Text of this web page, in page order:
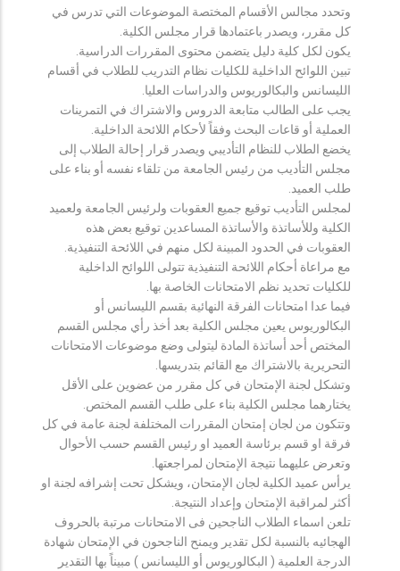
وتحدد مجالس الأقسام المختصة الموضوعات التي تدرس في
كل مقرر، ويصدر باعتمادها قرار مجلس الكلية.
يكون لكل كلية دليل يتضمن محتوى المقررات الدراسية.
تبين اللوائح الداخلية للكليات نظام التدريب للطلاب في أقسام
الليسانس والبكالوريوس والدراسات العليا.
يجب على الطالب متابعة الدروس والاشتراك في التمرينات
العملية أو قاعات البحث وفقاً لأحكام اللائحة الداخلية.
يخضع الطلاب للنظام التأديبي ويصدر قرار إحالة الطلاب إلى
مجلس التأديب من رئيس الجامعة من تلقاء نفسه أو بناء على
طلب العميد.
لمجلس التأديب توقيع جميع العقوبات ولرئيس الجامعة ولعميد
الكلية وللأساتذة والأساتذة المساعدين توقيع بعض هذه
العقوبات في الحدود المبينة لكل منهم في اللائحة التنفيذية.
مع مراعاة أحكام اللائحة التنفيذية تتولى اللوائح الداخلية
للكليات تحديد نظم الامتحانات الخاصة بها.
فيما عدا امتحانات الفرقة النهائية بقسم الليسانس أو
البكالوريوس يعين مجلس الكلية بعد أخذ رأي مجلس القسم
المختص أحد أساتذة المادة ليتولى وضع موضوعات الامتحانات
التحريرية بالاشتراك مع القائم بتدريسها.
وتشكل لجنة الإمتحان في كل مقرر من عضوين على الأقل
يختارهما مجلس الكلية بناء على طلب القسم المختص.
وتتكون من لجان إمتحان المقررات المختلفة لجنة عامة في كل
فرقة او قسم برئاسة العميد او رئيس القسم حسب الأحوال
وتعرض عليهما نتيجة الإمتحان لمراجعتها.
يرأس عميد الكلية لجان الإمتحان، ويشكل تحت إشرافه لجنة او
أكثر لمراقبة الإمتحان وإعداد النتيجة.
تلعن اسماء الطلاب الناجحين فى الامتحانات مرتبة بالحروف
الهجائيه بالنسبة لكل تقدير ويمنح الناجحون في الإمتحان شهادة
الدرجة العلمية ( البكالوريوس أو الليسانس ) مبيناً بها التقدير